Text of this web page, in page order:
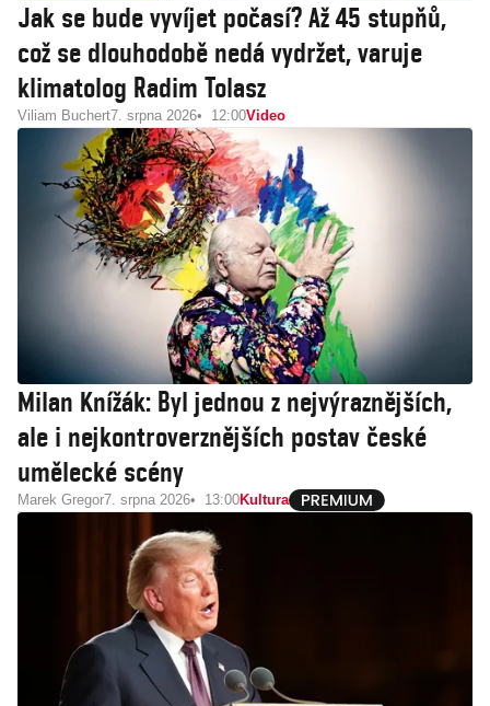
Jak se bude vyvíjet počasí? Až 45 stupňů,
což se dlouhodobě nedá vydržet, varuje
klimatolog Radim Tolasz
Viliam Buchert7. srpna 2026 12:00Video
Milan Knížák: Byl jednou z nejvýraznějších,
ale i nejkontroverznějších postav české
umělecké scény
Marek Gregor7. srpna 2026 13:00Kultura